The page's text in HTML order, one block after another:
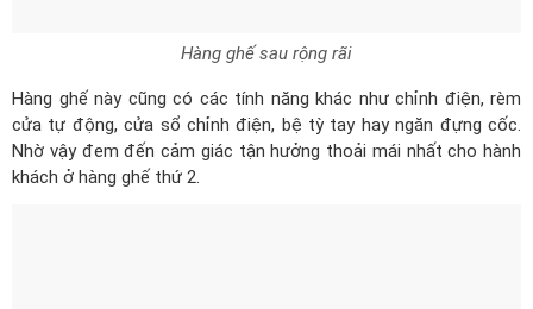
Hàng ghế sau rộng rãi
Hàng ghế này cũng có các tính năng khác như chỉnh điện, rèm
cửa tự động, cửa sổ chỉnh điện, bệ tỳ tay hay ngăn đựng cốc.
Nhờ vậy đem đến cảm giác tận hưởng thoải mái nhất cho hành
khách ở hàng ghế thứ 2.